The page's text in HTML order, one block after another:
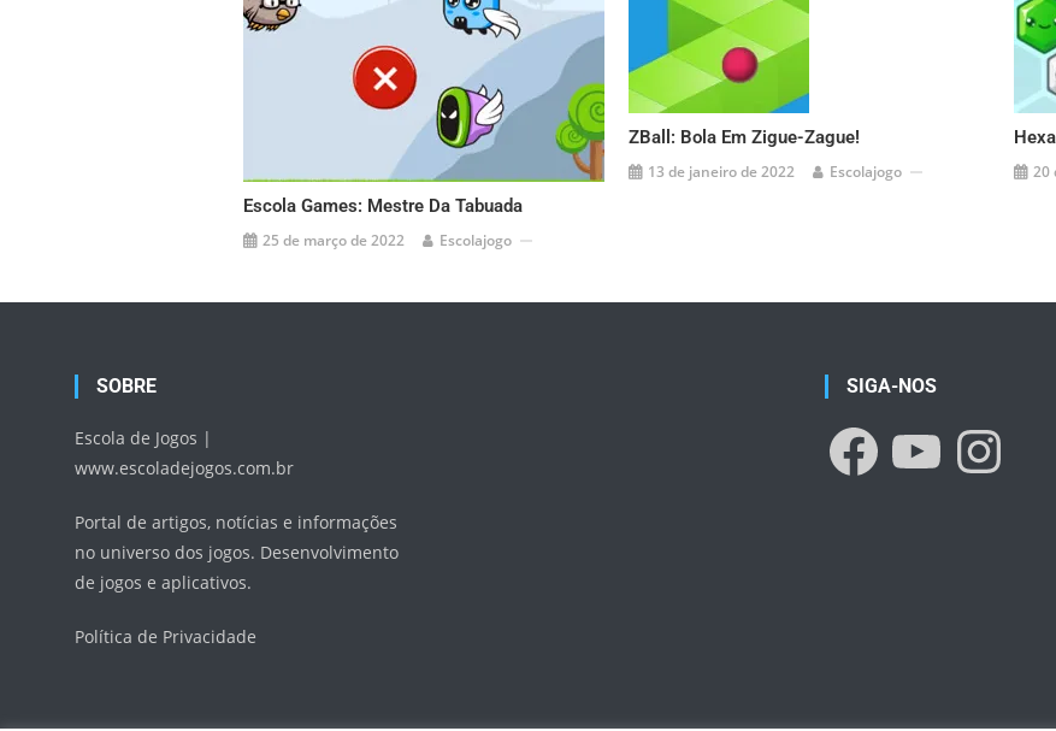
Escola Games: Mestre Da Tabuada
25 de março de 2022 Escolajogo
ZBall: Bola Em Zigue-Zague!
13 de janeiro de 2022 Escolajogo 20
SOBRE
Escola de Jogos |
www.escoladejogos.com.br
Portal de artigos, notícias e informações
no universo dos jogos. Desenvolvimento
de jogos e aplicativos.
Política de Privacidade
SIGA-NOS